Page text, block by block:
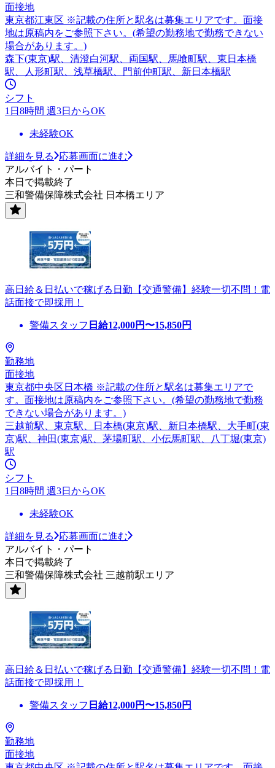
面接地
東京都江東区 ※記載の住所と駅名は募集エリアです。面接
地は原稿内をご参照下さい。(希望の勤務地で勤務できない
場合があります。)
森下(東京)駅、清澄白河駅、両国駅、馬喰町駅、東日本橋
駅、人形町駅、浅草橋駅、門前仲町駅、新日本橋駅
シフト
1日8時間 週3日からOK
未経験OK
詳細を見る
応募画面に進む
アルバイト・パート
本日で掲載終了
三和警備保障株式会社 日本橋エリア
高日給＆日払いで稼げる日勤【交通警備】経験一切不問！電
話面接で即採用！
警備スタッフ 日給12,000円〜15,850円
勤務地
面接地
東京都中央区日本橋 ※記載の住所と駅名は募集エリアで
す。面接地は原稿内をご参照下さい。(希望の勤務地で勤務
できない場合があります。)
三越前駅、東京駅、日本橋(東京)駅、新日本橋駅、大手町(東
京)駅、神田(東京)駅、茅場町駅、小伝馬町駅、八丁堀(東京)
駅
シフト
1日8時間 週3日からOK
未経験OK
詳細を見る
応募画面に進む
アルバイト・パート
本日で掲載終了
三和警備保障株式会社 三越前駅エリア
高日給＆日払いで稼げる日勤【交通警備】経験一切不問！電
話面接で即採用！
警備スタッフ 日給12,000円〜15,850円
勤務地
面接地